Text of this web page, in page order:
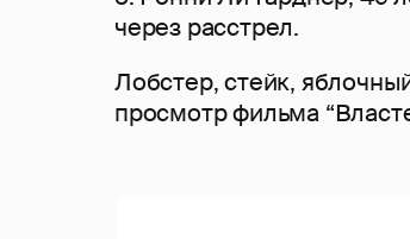
через расстрел.
Лобстер, стейк,
просмотр фильма